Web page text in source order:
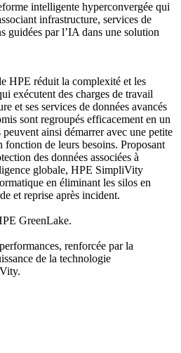
intelligente hyperconvergée qui
infrastructure, services de
guidées par l’IA dans une solution
HPE réduit la complexité et les
exécutent des charges de travail
et ses services de données avancés
sont regroupés efficacement en un
ainsi démarrer avec une petite
fonction de leurs besoins. Proposant
des données associées à
globale, HPE SimpliVity
en éliminant les silos en
et reprise après incident.
GreenLake.
renforcée par la
de la technologie